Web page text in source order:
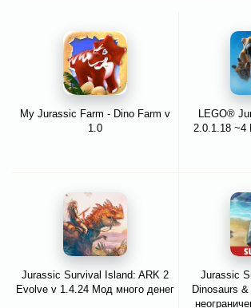
My Jurassic Farm - Dino Farm v
1.0
LEGO®
2.0.1.18 ~4
Jurassic Survival Island: ARK 2
Evolve v 1.4.24 Мод много денег
Jurassic
Dinosaurs